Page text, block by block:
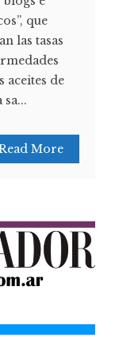
que
las tasas
aceites de
More